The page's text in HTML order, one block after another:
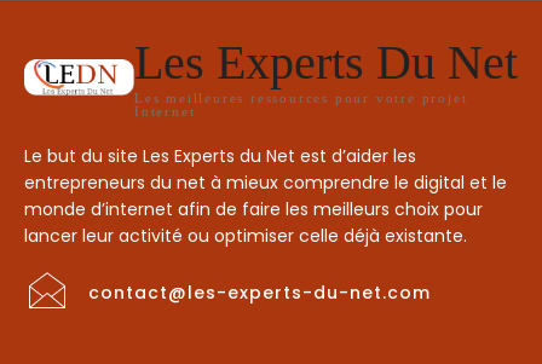
Les Experts Du Net
Les meilleures ressources pour votre projet
Internet
Le but du site Les Experts du Net est d’aider les
entrepreneurs du net à mieux comprendre le digital et le
monde d’internet afin de faire les meilleurs choix pour
lancer leur activité ou optimiser celle déjà existante.
contact@les-experts-du-net.com